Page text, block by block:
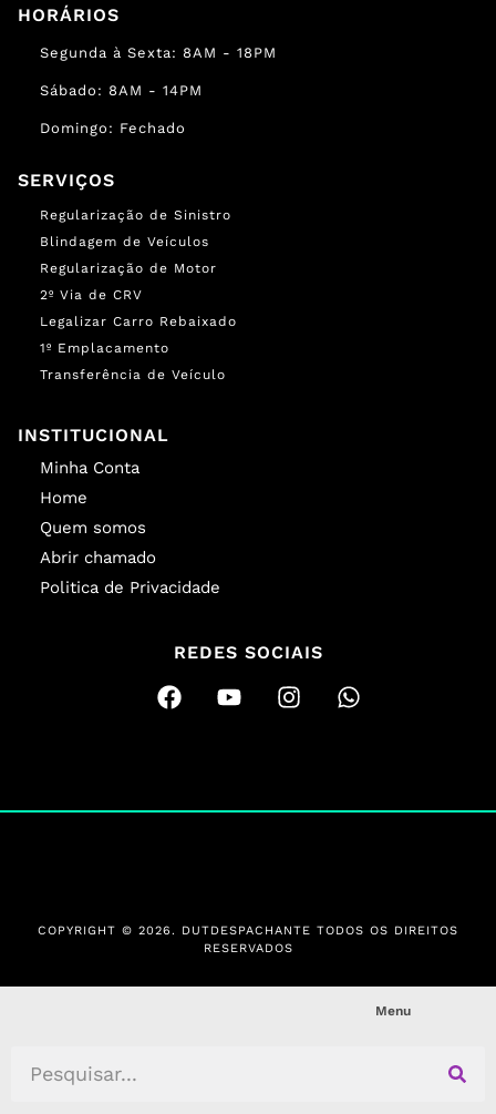
HORÁRIOS
Segunda à Sexta: 8AM - 18PM
Sábado: 8AM - 14PM
Domingo: Fechado
SERVIÇOS
Regularização de Sinistro
Blindagem de Veículos
Regularização de Motor
2º Via de CRV
Legalizar Carro Rebaixado
1º Emplacamento
Transferência de Veículo
INSTITUCIONAL
Minha Conta
Home
Quem somos
Abrir chamado
Politica de Privacidade
REDES SOCIAIS
COPYRIGHT © 2026. DUTDESPACHANTE TODOS OS DIREITOS
RESERVADOS
Menu